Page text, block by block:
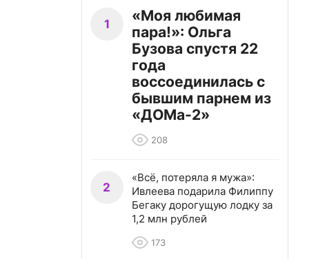
1
«Моя любимая
пара!»: Ольга
Бузова спустя 22
года
воссоединилась с
бывшим парнем из
«ДОМа-2»
208
2
«Всё, потеряла я мужа»:
Ивлеева подарила Филиппу
Бегаку дорогущую лодку за
1,2 млн рублей
173